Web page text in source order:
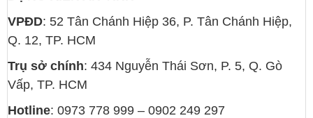
VPĐD: 52 Tân Chánh Hiệp 36, P. Tân Chánh Hiệp,
Q. 12, TP. HCM
Trụ sở chính: 434 Nguyễn Thái Sơn, P. 5, Q. Gò
Vấp, TP. HCM
Hotline: 0973 778 999 – 0902 249 297